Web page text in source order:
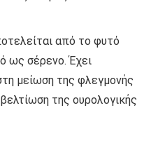
από το φυτό
ως σέρενο. Έχει
μείωση της φλεγμονής
της ουρολογικής